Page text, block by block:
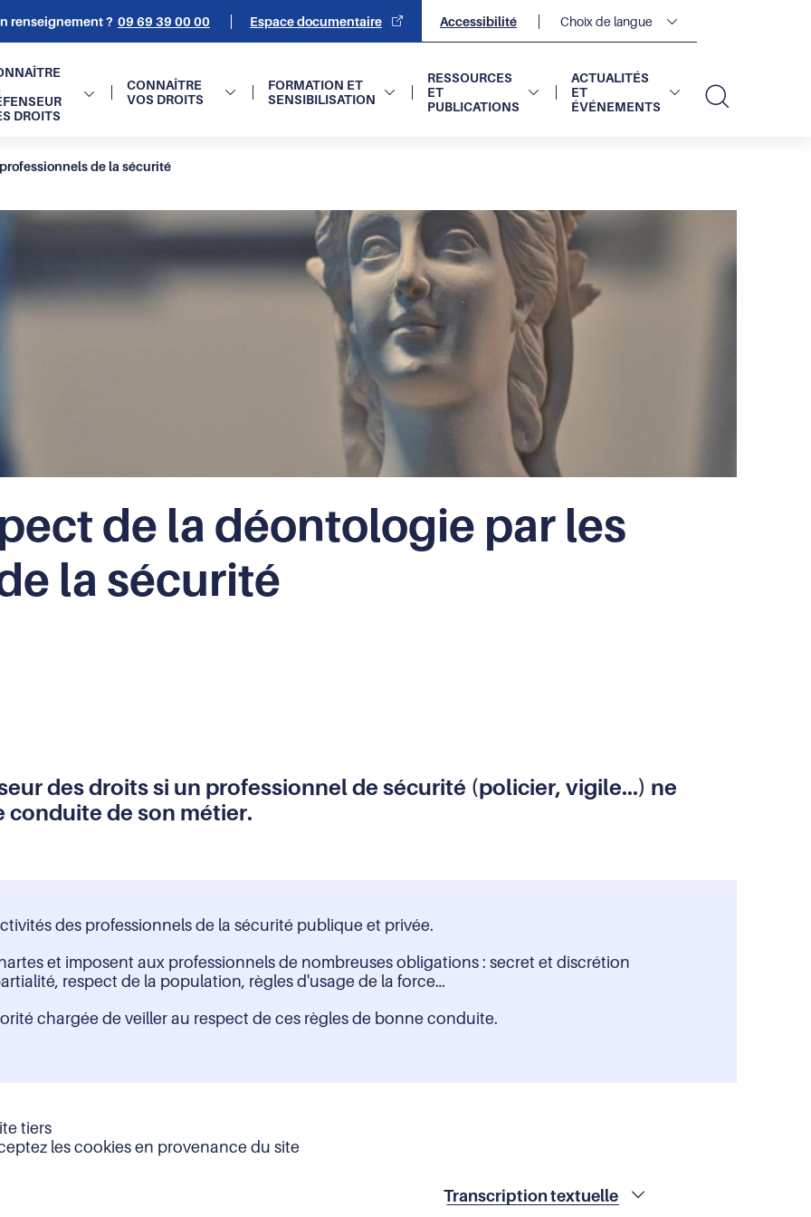
renseignement ? 09 69 39 00 00 Espace documentaire
secondaire
Accessibilité Choix de langue
DROITS
CONNAÎTRE
VOS DROITS
FORMATION ET
SENSIBILISATION
RESSOURCES
ET
PUBLICATIONS
ACTUALITÉS
ET
ÉVÉNEMENTS
de la sécurité
de la déontologie par les
la sécurité
des droits si un professionnel de sécurité (policier, vigile...) ne
conduite de son métier.
des professionnels de la sécurité publique et privée.
et imposent aux professionnels de nombreuses obligations : secret et discrétion
respect de la population, règles d'usage de la force…
chargée de veiller au respect de ces règles de bonne conduite.
tiers
les cookies en provenance du site
Transcription textuelle
Droits